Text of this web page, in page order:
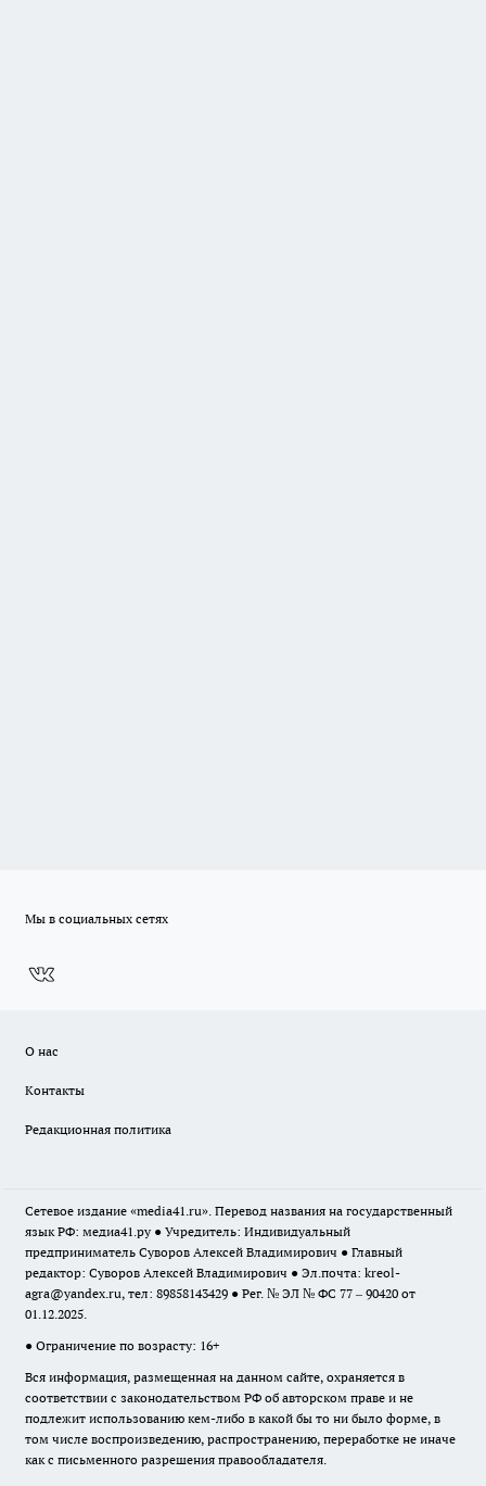
Мы в социальных сетях
О нас
Контакты
Редакционная политика
Сетевое издание «media41.ru». Перевод названия на государственный
язык РФ: медиа41.ру ● Учредитель: Индивидуальный
предприниматель Суворов Алексей Владимирович ● Главный
редактор: Суворов Алексей Владимирович ● Эл.почта: kreol-
agra@yandex.ru, тел: 89858143429 ● Рег. № ЭЛ № ФС 77 – 90420 от
01.12.2025.
● Ограничение по возрасту: 16+
Вся информация, размещенная на данном сайте, охраняется в
соответствии с законодательством РФ об авторском праве и не
подлежит использованию кем-либо в какой бы то ни было форме, в
том числе воспроизведению, распространению, переработке не иначе
как с письменного разрешения правообладателя.